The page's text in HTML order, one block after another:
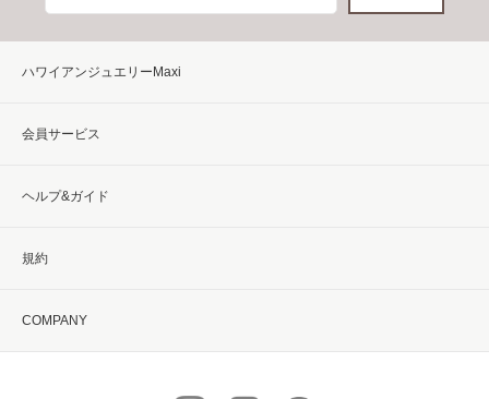
ハワイアンジュエリーMaxi
会員サービス
ヘルプ&ガイド
規約
COMPANY